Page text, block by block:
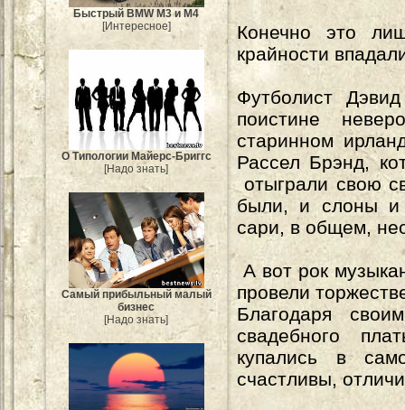
Быстрый BMW M3 и M4
[Интересное]
О Типологии Майерс-Бриггс
[Надо знать]
Самый прибыльный малый
бизнес
[Надо знать]
Конечно это
крайности
Футболист
поистине
старинном
Рассел Брэнд,
отыграли свою
были, и слоны и
сари, в общем,
А вот рок
провели
Благодаря
свадебного
купались в
счастливы,